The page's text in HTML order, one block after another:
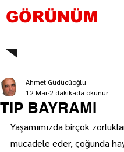
GÖRÜNÜM
TIP BAYRAMI
Ahmet Güdücüoğlu
12 Mar 2 dakikada okunur
Yaşamımızda birçok
mücadele eder, çoğunda